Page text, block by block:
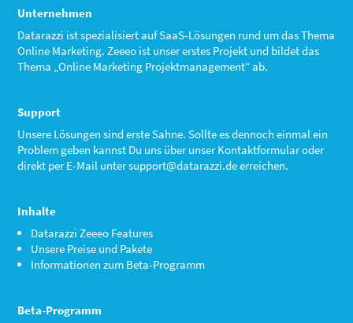
Unternehmen
Datarazzi ist spezialisiert auf SaaS-Lösungen rund um das Thema
Online Marketing. Zeeeo ist unser erstes Projekt und bildet das
Thema „Online Marketing Projektmanagement“ ab.
Support
Unsere Lösungen sind erste Sahne. Sollte es dennoch einmal ein
Problem geben kannst Du uns über unser Kontaktformular oder
direkt per E-Mail untersupport@datarazzi.deerreichen.
Inhalte
Datarazzi Zeeeo Features
Unsere Preise und Pakete
Informationen zum Beta-Programm
Beta-Programm